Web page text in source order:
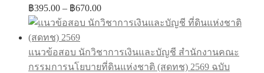
฿395.00 – ฿670.00Price
฿395.00
฿670.00
แนวข้อสอบ นักวิชาการเงินและบัญชี สำนักงานคณะ
กรรมการนโยบายที่ดินแห่งชาติ (สดทช) 2569 ฉบับ